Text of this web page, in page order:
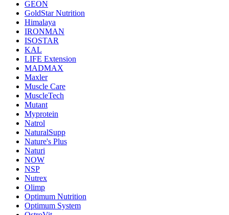
GEON
GoldStar Nutrition
Himalaya
IRONMAN
ISOSTAR
KAL
LIFE Extension
MADMAX
Maxler
Muscle Care
MuscleTech
Mutant
Myprotein
Natrol
NaturalSupp
Nature's Plus
Naturi
NOW
NSP
Nutrex
Olimp
Optimum Nutrition
Optimum System